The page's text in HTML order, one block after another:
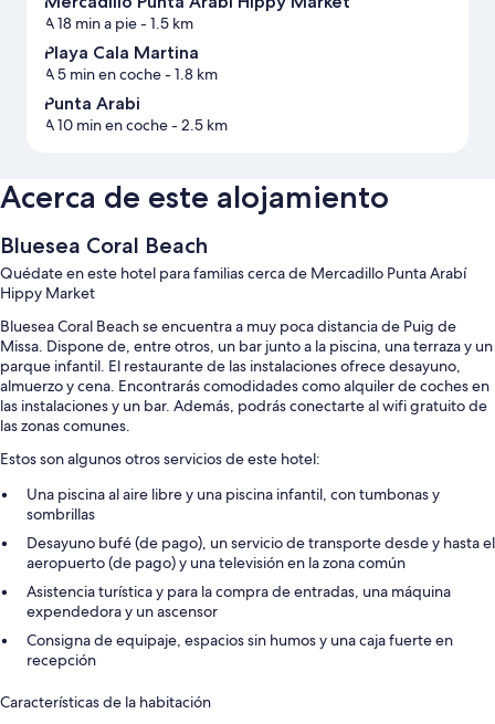
A 18 min a pie- 1.5 km
Playa Cala Martina
A 5 min en coche- 1.8 km
Punta Arabi
A 10 min en coche- 2.5 km
Acerca de este alojamiento
Bluesea Coral Beach
Quédate en este hotel para familias cerca de Mercadillo Punta Arabí
Hippy Market
Bluesea Coral Beach se encuentra a muy poca distancia de Puig de
Missa. Dispone de, entre otros, un bar junto a la piscina, una terraza y un
parque infantil. El restaurante de las instalaciones ofrece desayuno,
almuerzo y cena. Encontrarás comodidades como alquiler de coches en
las instalaciones y un bar. Además, podrás conectarte al wifi gratuito de
las zonas comunes.
Estos son algunos otros servicios de este hotel:
Una piscina al aire libre y una piscina infantil, con tumbonas y
sombrillas
Desayuno bufé (de pago), un servicio de transporte desde y hasta el
aeropuerto (de pago) y una televisión en la zona común
Asistencia turística y para la compra de entradas, una máquina
expendedora y un ascensor
Consigna de equipaje, espacios sin humos y una caja fuerte en
recepción
Características de la habitación